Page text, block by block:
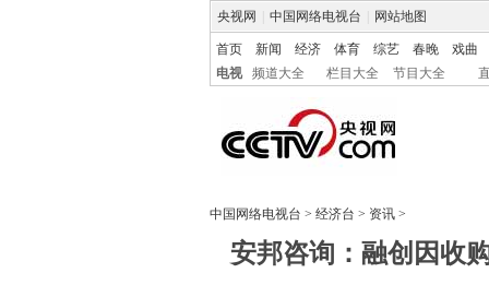
央视网 中国网络电视台 网站地图
首页 新闻 经济 体育 综艺 春晚 戏曲
电视
频道大全 栏目大全 节目大全
中国网络电视台 > 经济台 > 资讯 >
安邦咨询：融创因收